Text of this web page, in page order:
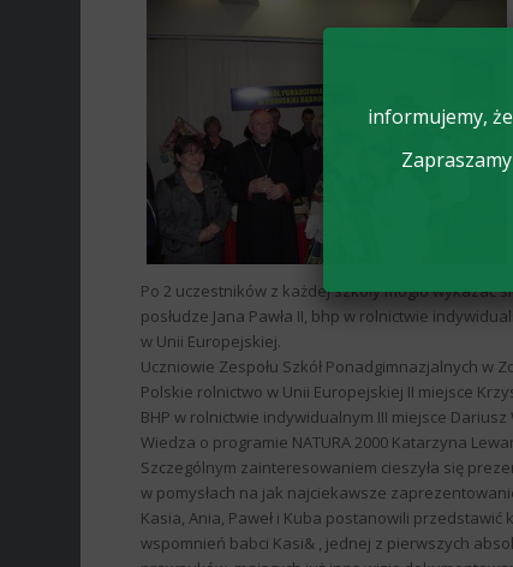
Po 2 uczestników z każdej szkoły mogło
posłudze Jana Pawła II, bhp w rolnictwie
w Unii Europejskiej.
Uczniowie Zespołu Szkół Ponadgimnazjalnych w
Polskie rolnictwo w Unii Europejskiej II miejsce
BHP w rolnictwie indywidualnym III miejsce
Wiedza o programie NATURA 2000 Katarzyna
Szczególnym zainteresowaniem cieszyła się
w pomysłach na jak najciekawsze
Kasia, Ania, Paweł i Kuba postanowili
wspomnień babci Kasi& , jednej z pierwszych
informujemy,